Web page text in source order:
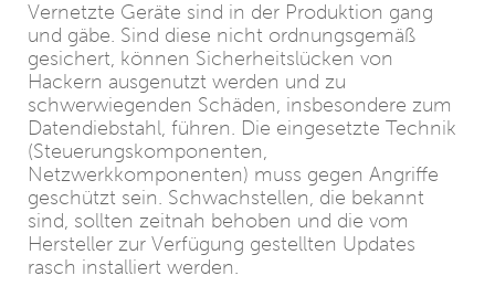
Vernetzte Geräte sind in der Produktion gang
und gäbe. Sind diese nicht ordnungsgemäß
gesichert, können Sicherheitslücken von
Hackern ausgenutzt werden und zu
schwerwiegenden Schäden, insbesondere zum
Datendiebstahl, führen. Die eingesetzte Technik
(Steuerungskomponenten,
Netzwerkkomponenten) muss gegen Angriffe
geschützt sein. Schwachstellen, die bekannt
sind, sollten zeitnah behoben und die vom
Hersteller zur Verfügung gestellten Updates
rasch installiert werden.